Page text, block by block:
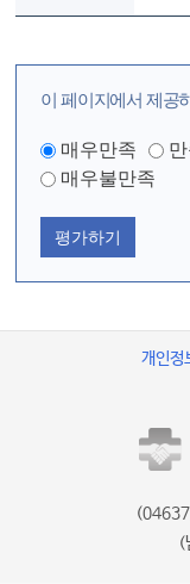
이 페이지에서 제공
매우만족
매우불만족
평가하기
개인정
(